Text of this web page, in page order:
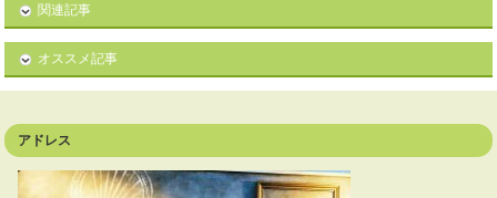
関連記事
オススメ記事
アドレス